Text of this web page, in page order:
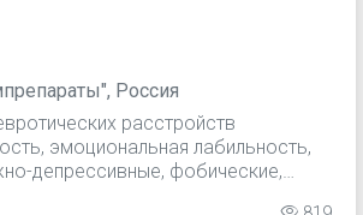
Россия
расстройств
эмоциональная лабильность,
депрессивные, фобические,